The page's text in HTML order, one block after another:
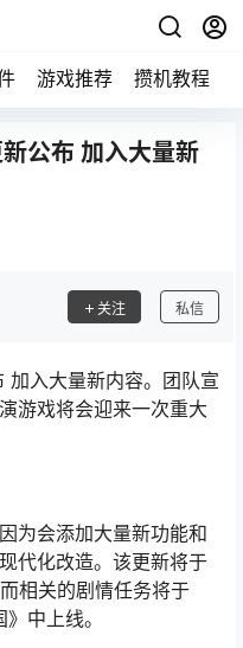
游戏推荐 攒机教程
公布 加入大量新
关注 私信
加入大量新内容。团队宣
游戏将会迎来一次重大
为会添加大量新功能和
代化改造。该更新将于
相关的剧情任务将于
中上线。